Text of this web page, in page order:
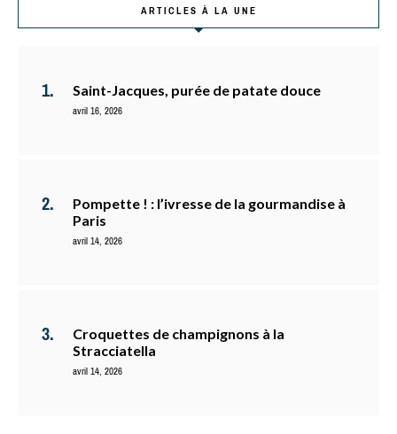
ARTICLES À LA UNE
Saint-Jacques, purée de patate douce
avril 16, 2026
Pompette ! : l’ivresse de la gourmandise à
Paris
avril 14, 2026
Croquettes de champignons à la
Stracciatella
avril 14, 2026